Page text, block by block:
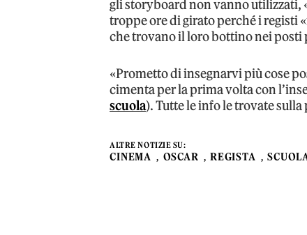
gli storyboard non vanno utilizzati,
troppe ore di girato perché i registi
che trovano il loro bottino nei
«Prometto di insegnarvi più cose
cimenta per la prima volta con
scuola). Tutte le info le trovate
ALTRE NOTIZIE SU:
CINEMA OSCAR REGISTA